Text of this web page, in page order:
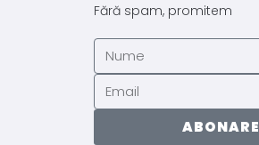
Fără spam, promitem
ABONARE